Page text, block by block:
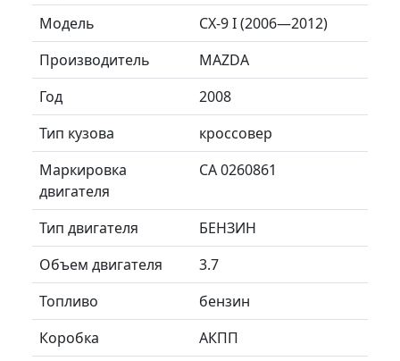
Модель
CX-9 I (2006—2012)
Производитель
MAZDA
Год
2008
Тип кузова
кроссовер
Маркировка
двигателя
CA 0260861
Тип двигателя
БЕНЗИН
Объем двигателя
3.7
Топливо
бензин
Коробка
АКПП